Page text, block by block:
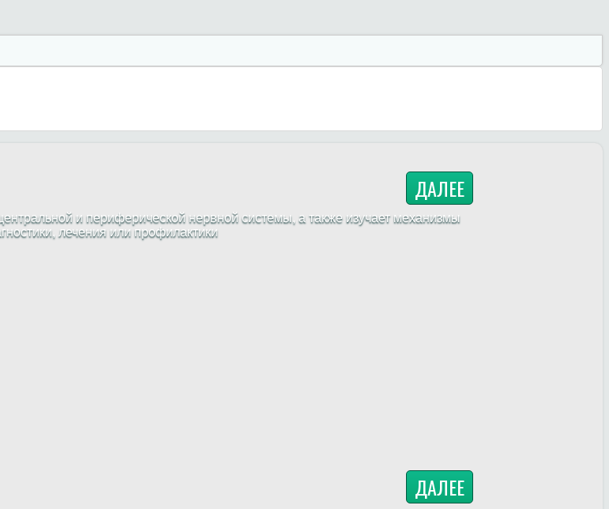
ДАЛЕЕ
и периферической нервной системы, а также изучает механизмы
лечения или профилактики
ДАЛЕЕ